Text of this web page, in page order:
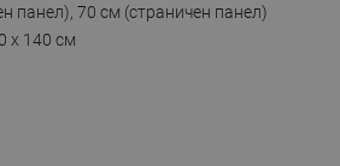
панел), 70 см (страничен панел)
x 140 см